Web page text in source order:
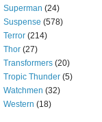
Superman (24)
Suspense (578)
Terror (214)
Thor (27)
Transformers (20)
Tropic Thunder (5)
Watchmen (32)
Western (18)